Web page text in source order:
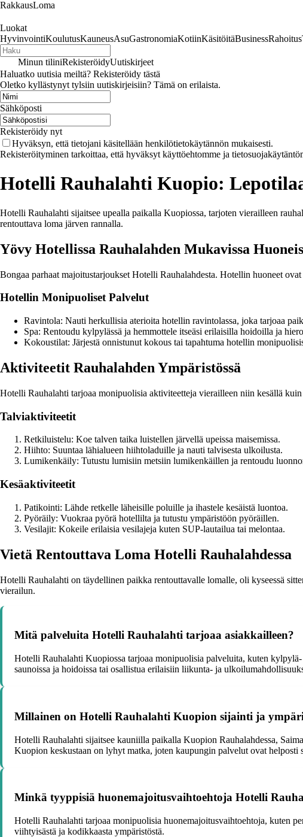
RakkausLoma
Luokat
HyvinvointiKoulutusKauneusAsuGastronomiaKotiinKäsitöitäBusinessRahoitus
Minun tiliniRekisteröidyUutiskirjeet
Haluatko uutisia meiltä? Rekisteröidy tästä
Oletko kyllästynyt tylsiin uutiskirjeisiin? Tämä on erilaista.
Sähköposti
Rekisteröidy nyt
Hyväksyn, että tietojani käsitellään henkilötietokäytännön mukaisesti.
Rekisteröityminen tarkoittaa, että hyväksyt käyttöehtomme ja
Hotelli Rauhalahti Kuopio:
Hotelli Rauhalahti sijaitsee upealla paikalla Kuopiossa, tarjoten vierailleen
rentouttava loma järven rannalla.
Yövy Hotellissa Rauhalahden Mukavissa
Bongaa parhaat majoitustarjoukset Hotelli Rauhalahdesta. Hotellin huoneet
Hotellin Monipuoliset Palvelut
Ravintola: Nauti herkullisia aterioita hotellin ravintolassa, joka tarjoaa
Spa: Rentoudu kylpylässä ja hemmottele itseäsi erilaisilla hoidoilla ja
Kokoustilat: Järjestä onnistunut kokous tai tapahtuma hotellin
Aktiviteetit Rauhalahden Ympäristössä
Hotelli Rauhalahti tarjoaa monipuolisia aktiviteetteja vierailleen niin kesällä
Talviaktiviteetit
Retkiluistelu: Koe talven taika luistellen järvellä upeissa maisemissa.
Hiihto: Suuntaa lähialueen hiihtoladuille ja nauti talvisesta ulkoilusta.
Lumikenkäily: Tutustu lumisiin metsiin lumikenkäillen ja rentoudu
Kesäaktiviteetit
Patikointi: Lähde retkelle läheisille poluille ja ihastele kesäistä luontoa.
Pyöräily: Vuokraa pyörä hotellilta ja tutustu ympäristöön pyöräillen.
Vesilajit: Kokeile erilaisia vesilajeja kuten SUP-lautailua tai melontaa.
Vietä Rentouttava Loma Hotelli Rauhalahdessa
Hotelli Rauhalahti on täydellinen paikka rentouttavalle lomalle, oli kyseessä
vierailun.
Mitä palveluita Hotelli Rauhalahti tarjoaa asiakkailleen?
Hotelli Rauhalahti Kuopiossa tarjoaa monipuolisia palveluita, kuten
saunoissa ja hoidoissa tai osallistua erilaisiin liikunta- ja
Millainen on Hotelli Rauhalahti Kuopion sijainti ja
Hotelli Rauhalahti sijaitsee kauniilla paikalla Kuopion Rauhalahdessa,
Kuopion keskustaan on lyhyt matka, joten kaupungin palvelut ovat helposti
Minkä tyyppisiä huonemajoitusvaihtoehtoja Hotelli
Hotelli Rauhalahti tarjoaa monipuolisia huonemajoitusvaihtoehtoja, kuten
viihtyisästä ja kodikkaasta ympäristöstä.